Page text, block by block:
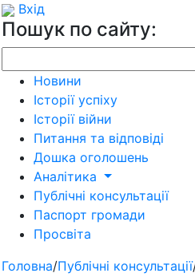
Вхід
Пошук по сайту:
Новини
Історії успіху
Історії війни
Питання та відповіді
Дошка оголошень
Аналітика
Публічні консультації
Паспорт громади
Просвіта
Головна/Публічні консультації